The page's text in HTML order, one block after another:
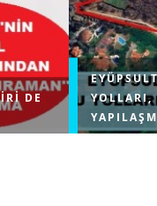
DE
YOLLARI,